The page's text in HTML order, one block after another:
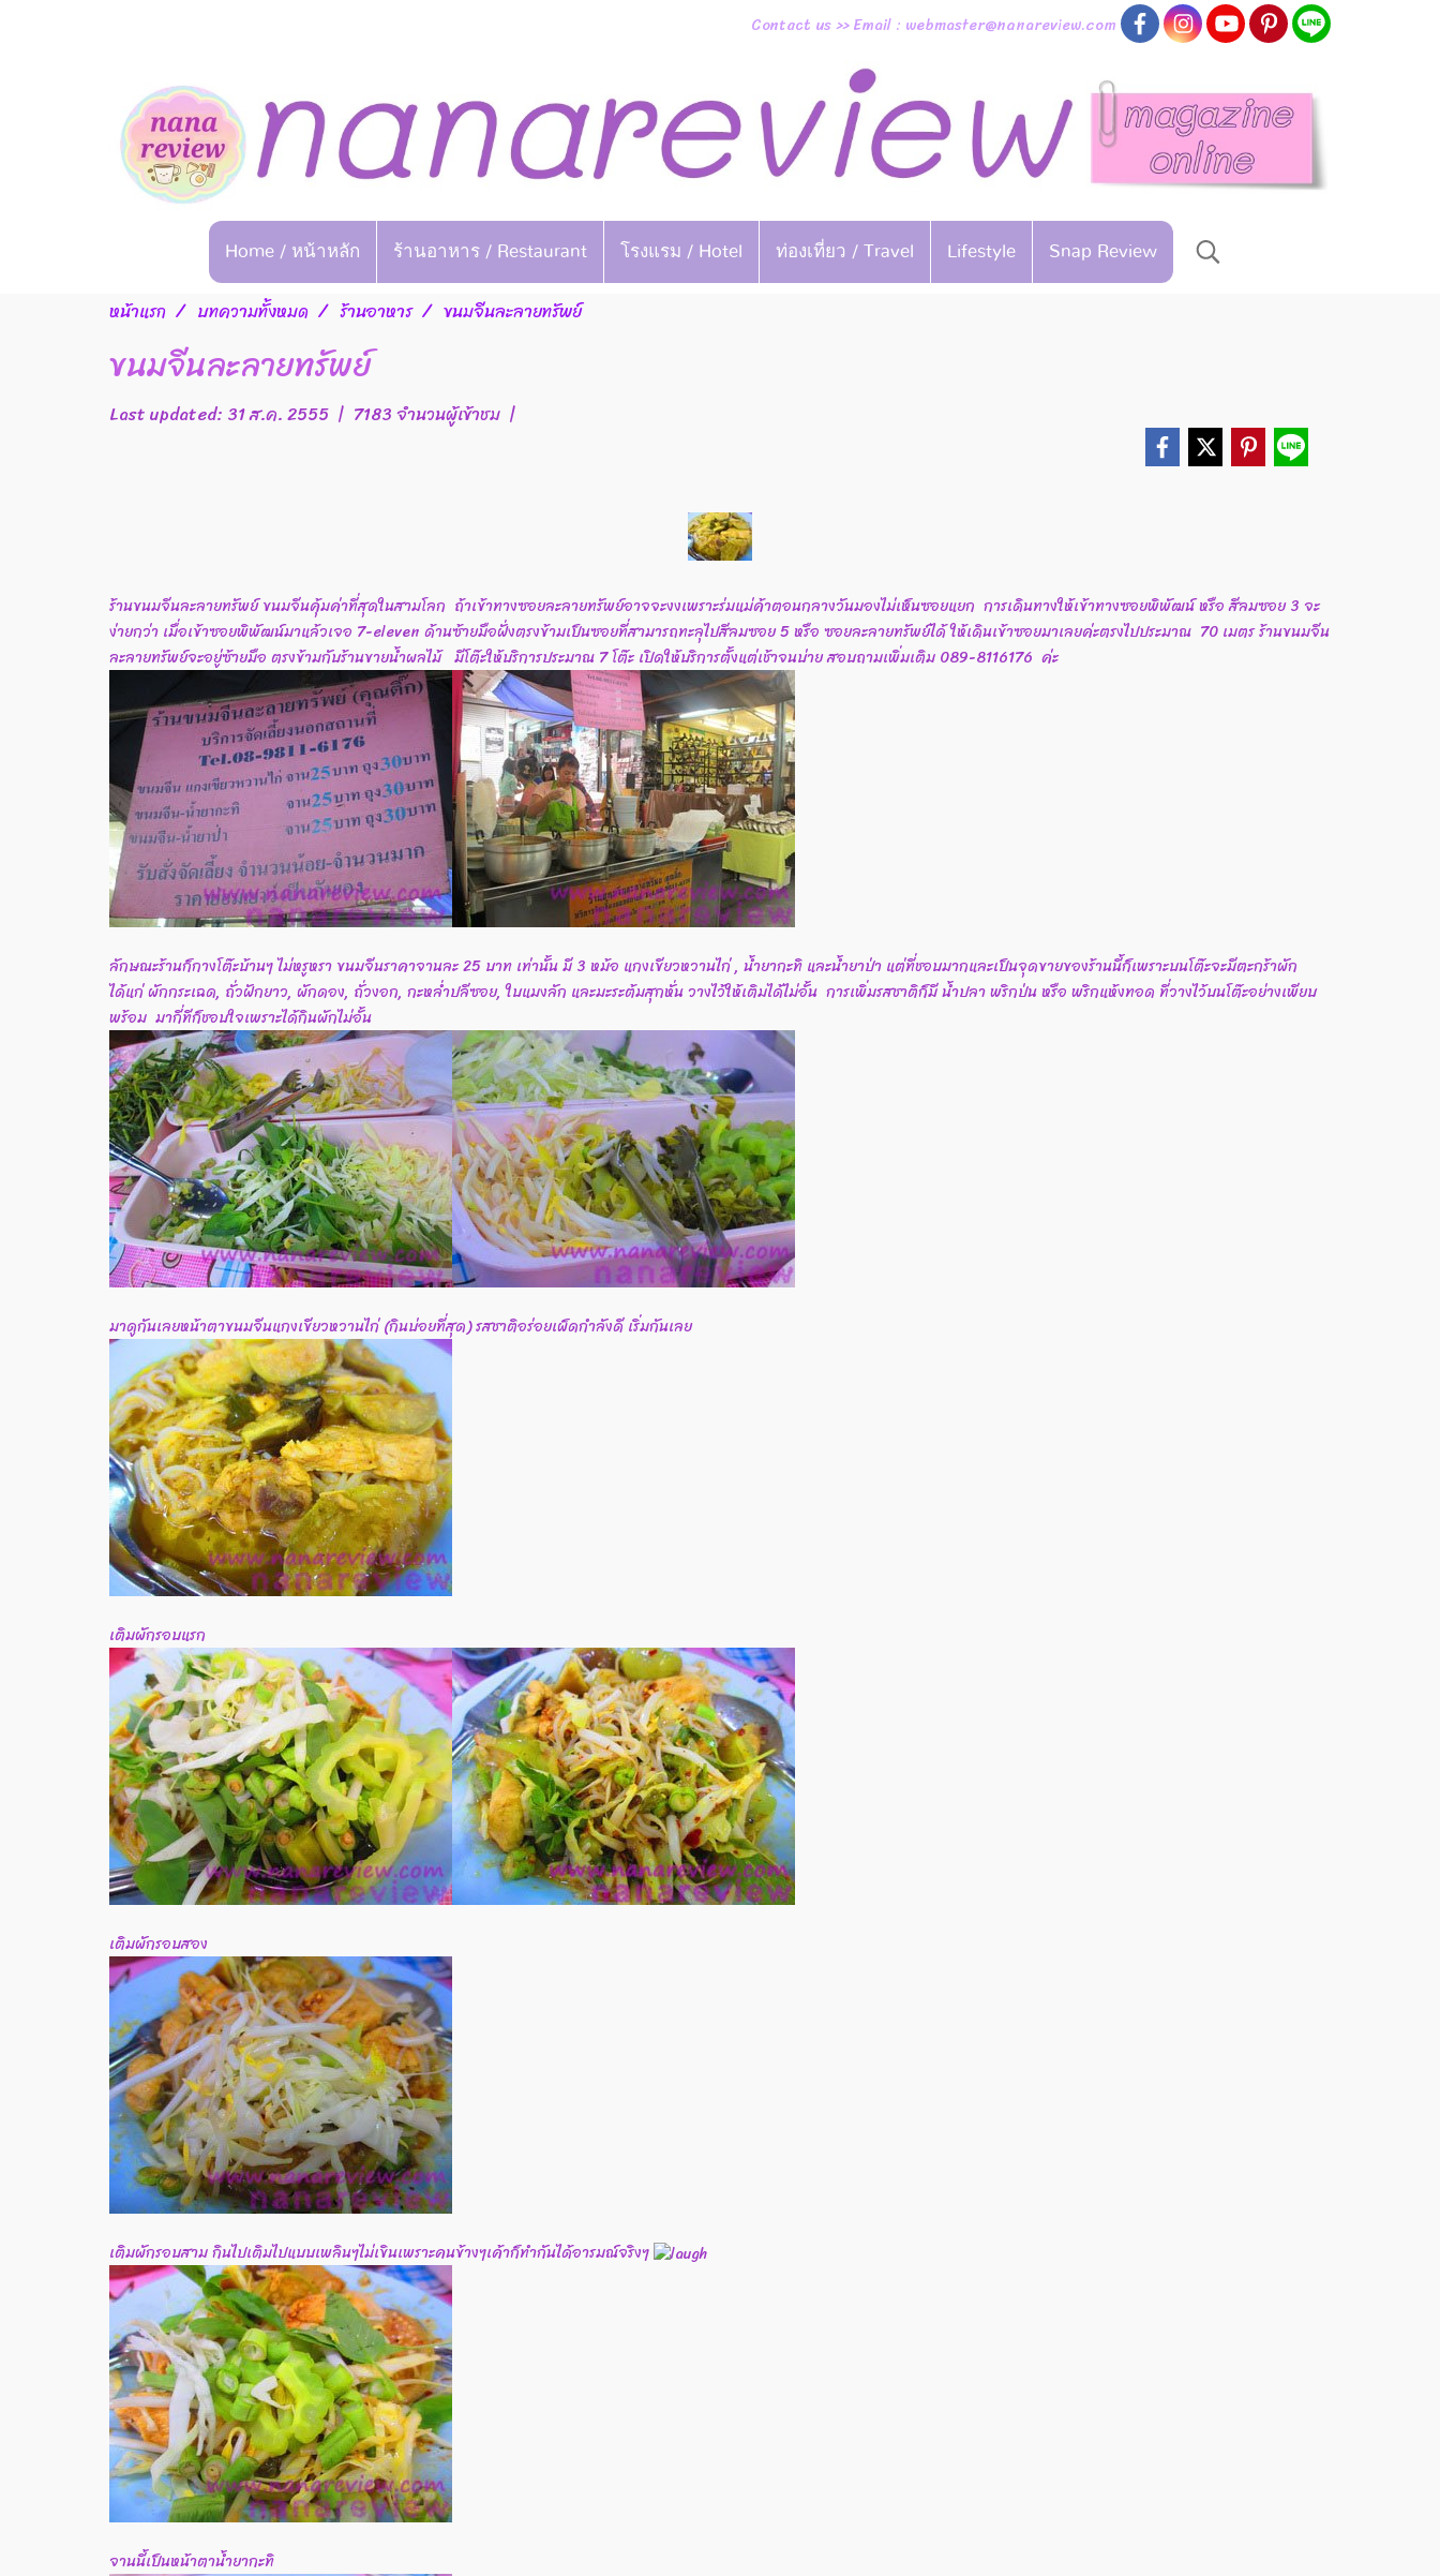
Contact us >> Email : webmaster@nanareview.com
Home / หน้าหลัก ร้านอาหาร / Restaurant โรงแรม / Hotel ท่องเที่ยว / Travel Lifestyle Snap Review
หน้าแรก บทความทั้งหมด ร้านอาหาร ขนมจีนละลายทรัพย์
ขนมจีนละลายทรัพย์
Last updated: 31 ส.ค. 2555 | 7183 จำนวนผู้เข้าชม |
ร้านขนมจีนละลายทรัพย์ ขนมจีนคุ้มค่าที่สุดในสามโลก ถ้าเข้าทางซอยละลายทรัพย์อาจจะงงเพราะร่มแม่ค้าตอนกลางวันมองไม่เห็นซอยแยก การเดินทางให้เข้าทางซอยพิพัฒน์ หรือ สีลมซอย 3 จะ
ง่ายกว่า เมื่อเข้าซอยพิพัฒน์มาแล้วเจอ 7-eleven ด้านซ้ายมือฝั่งตรงข้ามเป็นซอยที่สามารถทะลุไปสีลมซอย 5 หรือ ซอยละลายทรัพย์ได้ ให้เดินเข้าซอยมาเลยค่ะตรงไปประมาณ 70 เมตร ร้านขนมจีน
ละลายทรัพย์จะอยู่ซ้ายมือ ตรงข้ามกับร้านขายน้ำผลไม้ มีโต๊ะให้บริการประมาณ 7 โต๊ะ เปิดให้บริการตั้งแต่เช้าจนบ่าย สอบถามเพิ่มเติม 089-8116176 ค่ะ
ลักษณะร้านก็กางโต๊ะบ้านๆ ไม่หรูหรา ขนมจีนราคาจานละ 25 บาท เท่านั้น มี 3 หม้อ แกงเขียวหวานไก่ , น้ำยากะทิ และน้ำยาป่า แต่ที่ชอบมากและเป็นจุดขายของร้านนี้ก็เพราะบนโต๊ะจะมีตะกร้าผัก
ได้แก่ ผักกระเฉด, ถั่วฝักยาว, ผักดอง, ถั่วงอก, กะหล่ำปลีซอย, ใบแมงลัก และมะระต้มสุกหั่น วางไว้ให้เติมได้ไม่อั้น การเพิ่มรสชาติก็มี น้ำปลา พริกป่น หรือ พริกแห้งทอด ที่วางไว้บนโต๊ะอย่างเพียบ
พร้อม มากี่ทีก็ชอบใจเพราะได้กินผักไม่อั้น
มาดูกันเลยหน้าตาขนมจีนแกงเขียวหวานไก่ (กินบ่อยที่สุด) รสชาติอร่อยเผ็ดกำลังดี เริ่มกันเลย
เติมผักรอบแรก
เติมผักรอบสอง
เติมผักรอบสาม กินไปเติมไปแบบเพลินๆไม่เขินเพราะคนข้างๆเค้าก็ทำกันได้อารมณ์จริงๆ
จานนี้เป็นหน้าตาน้ำยากะทิ